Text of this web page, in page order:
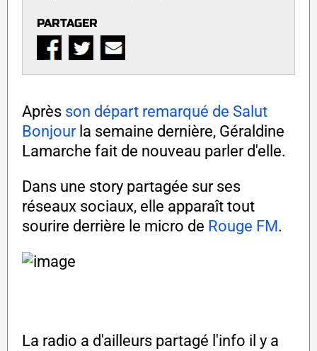
PARTAGER
Après son départ remarqué de Salut
Bonjourla semaine dernière, Géraldine
Lamarche fait de nouveau parler d'elle.
Dans une story partagée sur ses
réseaux sociaux, elle apparaît tout
sourire derrière le micro de Rouge FM.
La radio a d'ailleurs partagé l'info il y a